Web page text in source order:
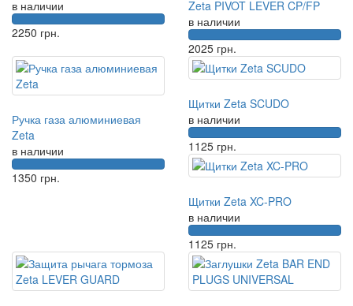
в наличии
2250 грн.
Zeta PIVOT LEVER CP/FP
в наличии
2025 грн.
Ручка газа алюминиевая
Zeta
в наличии
1350 грн.
Щитки Zeta SCUDO
в наличии
1125 грн.
Щитки Zeta XC-PRO
в наличии
1125 грн.